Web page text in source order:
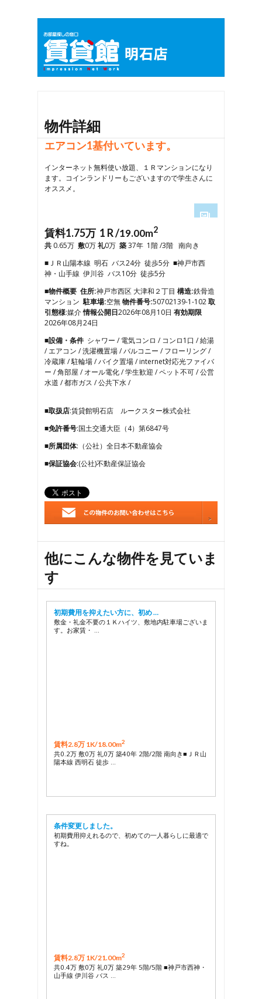
物件詳細
エアコン1基付いています。
インターネット無料使い放題、１Ｒマンションになり
ます。コインランドリーもございますので学生さんに
オススメ。
4
6
7
8
9
11
12
13
14
賃料1.75万 1 R /19.00m2
共 0.65万 敷0万礼0万 築37年 1階 /3階 南向き
■ＪＲ山陽本線 明石 バス24分 徒歩5分 ■神戸市西
神・山手線 伊川谷 バス10分 徒歩5分
■物件概要 住所:神戸市西区 大津和２丁目 構造:鉄骨造
マンション駐車場:空無物件番号:50702139-1-102取
引態様:媒介情報公開日2026年08月10日 有効期限
2026年08月24日
■設備・条件 シャワー / 電気コンロ / コンロ1口 / 給湯
/ エアコン / 洗濯機置場 / バルコニー / フローリング /
冷蔵庫 / 駐輪場 / バイク置場 / internet対応光ファイバ
ー / 角部屋 / オール電化 / 学生歓迎 / ペット不可 / 公営
水道 / 都市ガス / 公共下水 /
■取扱店:賃貸館明石店 ルークスター株式会社
■免許番号:国土交通大臣（4）第6847号
■所属団体:（公社）全日本不動産協会
■保証協会:(公社)不動産保証協会
他にこんな物件を見ていま
す
初期費用を抑えたい方に、初め …
敷金・礼金不要の１Ｋハイツ、敷地内駐車場ございま
す。お家賃・ …
賃料2.8万 1K/18.00m2
共0.2万 敷0万 礼0万 築40年 2階/2階 南向き■ＪＲ山
陽本線 西明石 徒歩 …
条件変更しました。
初期費用抑えれるので、初めての一人暮らしに最適で
すね。
賃料2.8万 1K/21.00m2
共0.4万 敷0万 礼0万 築29年 5階/5階 ■神戸市西神・
山手線 伊川谷 バス …